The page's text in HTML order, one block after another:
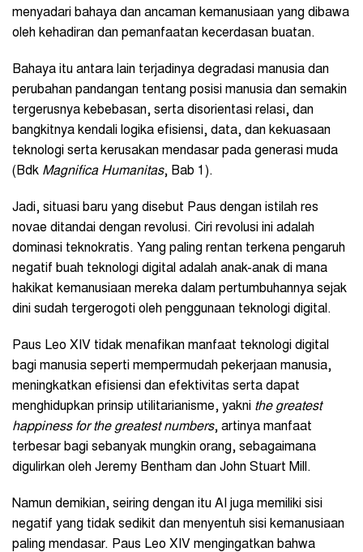
menyadari bahaya dan ancaman kemanusiaan yang dibawa
oleh kehadiran dan pemanfaatan kecerdasan buatan.
Bahaya itu antara lain terjadinya degradasi manusia dan
perubahan pandangan tentang posisi manusia dan semakin
tergerusnya kebebasan, serta disorientasi relasi, dan
bangkitnya kendali logika efisiensi, data, dan kekuasaan
teknologi serta kerusakan mendasar pada generasi muda
(Bdk Magnifica Humanitas, Bab 1).
Jadi, situasi baru yang disebut Paus dengan istilah res
novae ditandai dengan revolusi. Ciri revolusi ini adalah
dominasi teknokratis. Yang paling rentan terkena pengaruh
negatif buah teknologi digital adalah anak-anak di mana
hakikat kemanusiaan mereka dalam pertumbuhannya sejak
dini sudah tergerogoti oleh penggunaan teknologi digital.
Paus Leo XIV tidak menafikan manfaat teknologi digital
bagi manusia seperti mempermudah pekerjaan manusia,
meningkatkan efisiensi dan efektivitas serta dapat
menghidupkan prinsip utilitarianisme, yakni the greatest
happiness for the greatest numbers, artinya manfaat
terbesar bagi sebanyak mungkin orang, sebagaimana
digulirkan oleh Jeremy Bentham dan John Stuart Mill.
Namun demikian, seiring dengan itu AI juga memiliki sisi
negatif yang tidak sedikit dan menyentuh sisi kemanusiaan
paling mendasar. Paus Leo XIV mengingatkan bahwa